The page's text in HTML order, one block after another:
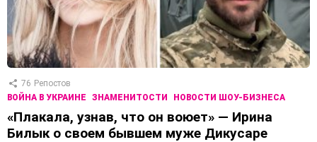
76 Репостов
ВОЙНА В УКРАИНЕ
ЗНАМЕНИТОСТИ НОВОСТИ ШОУ-БИЗНЕСА
«Плакала, узнав, что он воюет» — Ирина
Билык о своем бывшем муже Дикусаре